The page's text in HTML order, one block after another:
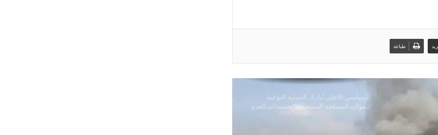
طباعة
انهيار قوات الطوارئ التابعة للعدو السعودي
وصنعاء تثبت معادلة الردع